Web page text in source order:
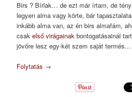
Birs ? Bírlak… de ezt már írtam, de
legyen alma vagy körte, bár
inkább alma van, az én birs almafám,
csak első virágainak bontogatásainál
jövőre lesz egy-két szem saját termés…
Folytatás →